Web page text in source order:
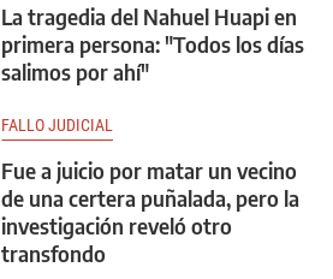
La tragedia del Nahuel Huapi en
primera persona: "Todos los días
salimos por ahí"
FALLO JUDICIAL
Fue a juicio por matar un vecino
de una certera puñalada, pero la
investigación reveló otro
transfondo